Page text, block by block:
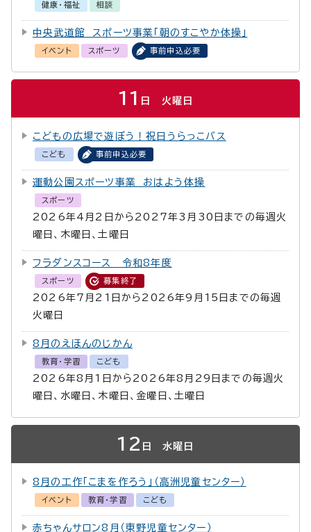
健康・福祉 相談
中央武道館 スポーツ事業「朝のすこやか体操」
イベント スポーツ 事前申込必要
11 日 火曜日
こどもの広場で遊ぼう！祝日うらっこバス
こども 事前申込必要
運動公園スポーツ事業 おはよう体操
スポーツ
2026年4月2日から2027年3月30日までの毎週火
曜日、木曜日、土曜日
フラダンスコース 令和8年度
スポーツ 募集終了
2026年7月21日から2026年9月15日までの毎週
火曜日
8月のえほんのじかん
教育・学習 こども
2026年8月1日から2026年8月29日までの毎週火
曜日、水曜日、木曜日、金曜日、土曜日
12 日 水曜日
8月の工作「こまを作ろう」（高洲児童センター）
イベント 教育・学習 こども
赤ちゃんサロン8月（東野児童センター）